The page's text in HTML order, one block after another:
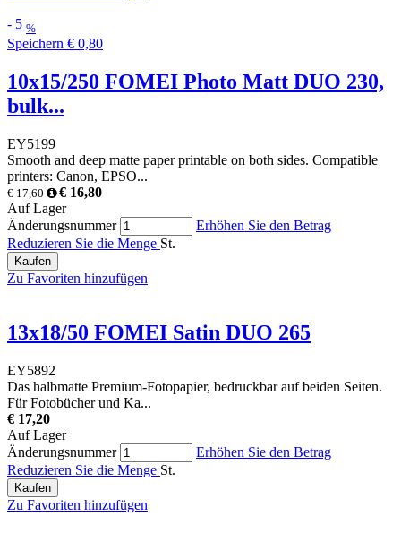
- 5 %
Speichern € 0,80
10x15/250 FOMEI Photo Matt DUO 230,
bulk...
EY5199
Smooth and deep matte paper printable on both sides. Compatible
printers: Canon, EPSO...
€ 17,60
€ 16,80
Auf Lager
Änderungsnummer
Erhöhen Sie den Betrag
Reduzieren Sie die Menge St.
Kaufen
Zu Favoriten hinzufügen
13x18/50 FOMEI Satin DUO 265
EY5892
Das halbmatte Premium-Fotopapier, bedruckbar auf beiden Seiten.
Für Fotobücher und Ka...
€ 17,20
Auf Lager
Änderungsnummer
Erhöhen Sie den Betrag
Reduzieren Sie die Menge St.
Kaufen
Zu Favoriten hinzufügen